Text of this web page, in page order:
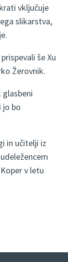
vključuje
slikarstva,
še Xu
Žerovnik.
jo bo
in učitelji iz
v letu